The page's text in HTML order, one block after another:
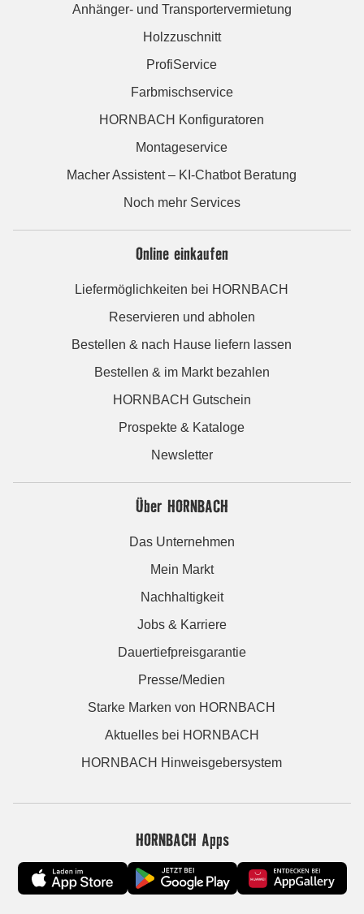
Anhänger- und Transportervermietung
Holzzuschnitt
ProfiService
Farbmischservice
HORNBACH Konfiguratoren
Montageservice
Macher Assistent – KI-Chatbot Beratung
Noch mehr Services
Online einkaufen
Liefermöglichkeiten bei HORNBACH
Reservieren und abholen
Bestellen & nach Hause liefern lassen
Bestellen & im Markt bezahlen
HORNBACH Gutschein
Prospekte & Kataloge
Newsletter
Über HORNBACH
Das Unternehmen
Mein Markt
Nachhaltigkeit
Jobs & Karriere
Dauertiefpreisgarantie
Presse/Medien
Starke Marken von HORNBACH
Aktuelles bei HORNBACH
HORNBACH Hinweisgebersystem
HORNBACH Apps